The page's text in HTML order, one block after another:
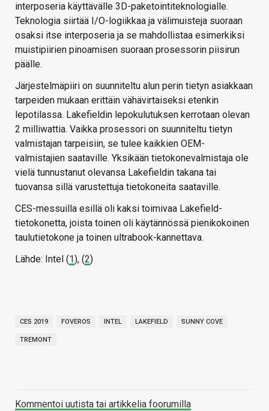
interposeria käyttävälle 3D-paketointiteknologialle.
Teknologia siirtää I/O-logiikkaa ja välimuisteja suoraan
osaksi itse interposeria ja se mahdollistaa esimerkiksi
muistipiirien pinoamisen suoraan prosessorin piisirun
päälle.
Järjestelmäpiiri on suunniteltu alun perin tietyn asiakkaan
tarpeiden mukaan erittäin vähävirtaiseksi etenkin
lepotilassa. Lakefieldin lepokulutuksen kerrotaan olevan
2 milliwattia. Vaikka prosessori on suunniteltu tietyn
valmistajan tarpeisiin, se tulee kaikkien OEM-
valmistajien saataville. Yksikään tietokonevalmistaja ole
vielä tunnustanut olevansa Lakefieldin takana tai
tuovansa sillä varustettuja tietokoneita saataville.
CES-messuilla esillä oli kaksi toimivaa Lakefield-
tietokonetta, joista toinen oli käytännössä pienikokoinen
taulutietokone ja toinen ultrabook-kannettava.
Lähde: Intel (1), (2)
CES 2019 FOVEROS INTEL LAKEFIELD SUNNY COVE
TREMONT
Kommentoi uutista tai artikkelia foorumilla